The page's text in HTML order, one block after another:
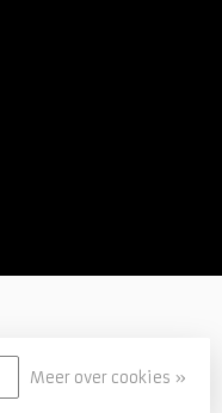
Meer over cookies »